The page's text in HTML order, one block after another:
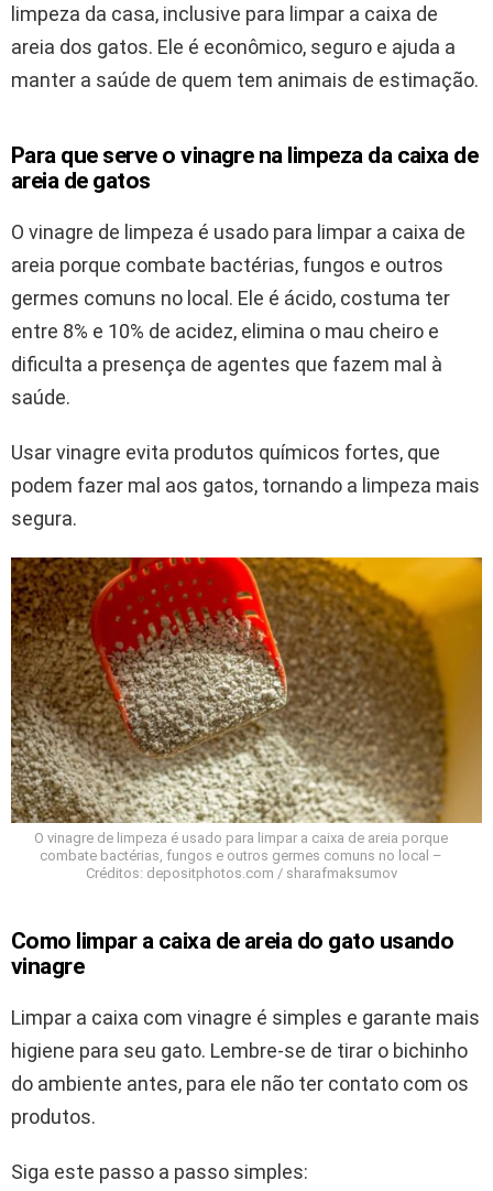
limpeza da casa, inclusive para limpar a caixa de
areia dos gatos. Ele é econômico, seguro e ajuda a
manter a saúde de quem tem animais de estimação.
Para que serve o vinagre na limpeza da caixa de
areia de gatos
O vinagre de limpeza é usado para limpar a caixa de
areia porque combate bactérias, fungos e outros
germes comuns no local. Ele é ácido, costuma ter
entre 8% e 10% de acidez, elimina o mau cheiro e
dificulta a presença de agentes que fazem mal à
saúde.
Usar vinagre evita produtos químicos fortes, que
podem fazer mal aos gatos, tornando a limpeza mais
segura.
O vinagre de limpeza é usado para limpar a caixa de areia porque
combate bactérias, fungos e outros germes comuns no local –
Créditos: depositphotos.com / sharafmaksumov
Como limpar a caixa de areia do gato usando
vinagre
Limpar a caixa com vinagre é simples e garante mais
higiene para seu gato. Lembre-se de tirar o bichinho
do ambiente antes, para ele não ter contato com os
produtos.
Siga este passo a passo simples: